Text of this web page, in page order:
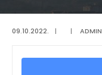
09.10.2022. | | ADMIN